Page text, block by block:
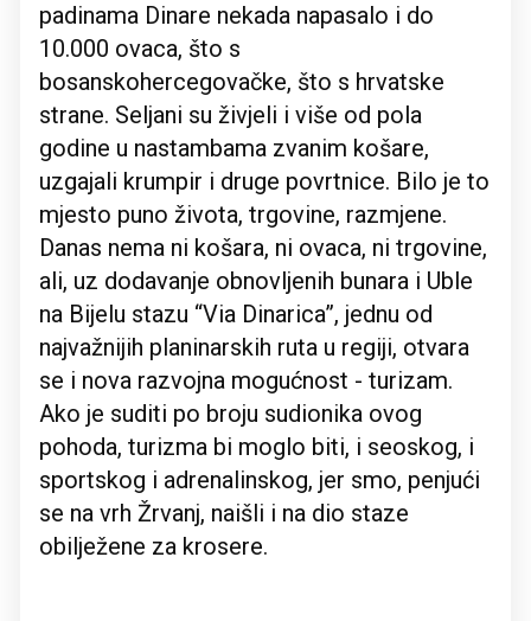
padinama Dinare nekada napasalo i do
10.000 ovaca, što s
bosanskohercegovačke, što s hrvatske
strane. Seljani su živjeli i više od pola
godine u nastambama zvanim košare,
uzgajali krumpir i druge povrtnice. Bilo je to
mjesto puno života, trgovine, razmjene.
Danas nema ni košara, ni ovaca, ni trgovine,
ali, uz dodavanje obnovljenih bunara i Uble
na Bijelu stazu “Via Dinarica”, jednu od
najvažnijih planinarskih ruta u regiji, otvara
se i nova razvojna mogućnost - turizam.
Ako je suditi po broju sudionika ovog
pohoda, turizma bi moglo biti, i seoskog, i
sportskog i adrenalinskog, jer smo, penjući
se na vrh Žrvanj, naišli i na dio staze
obilježene za krosere.